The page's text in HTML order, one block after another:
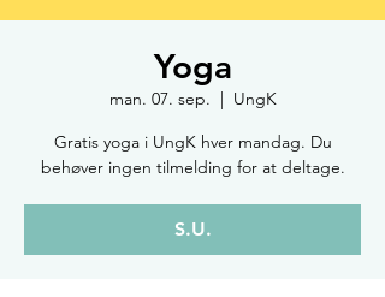
Yoga
man. 07. sep.
  |
UngK
Gratis yoga i UngK hver mandag. Du
behøver ingen tilmelding for at deltage.
S.U.